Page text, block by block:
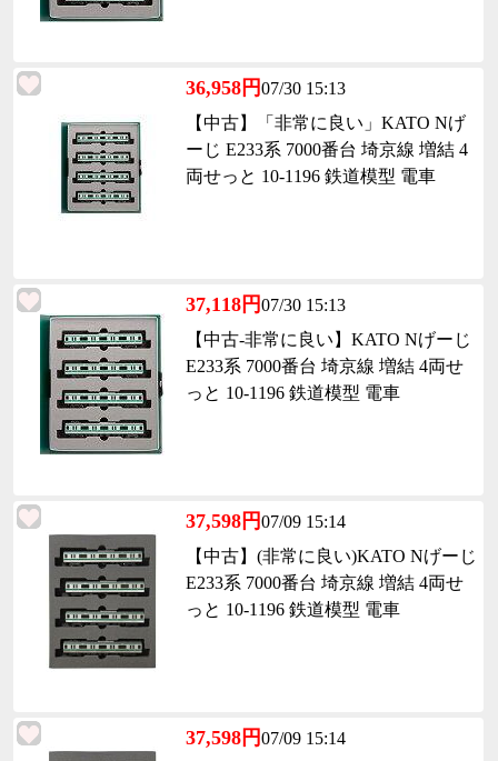
36,958円07/30 15:13
【中古】「非常に良い」KATO Nげ
ーじ E233系 7000番台 埼京線 増結 4
両せっと 10-1196 鉄道模型 電車
37,118円07/30 15:13
【中古-非常に良い】KATO Nげーじ
E233系 7000番台 埼京線 増結 4両せ
っと 10-1196 鉄道模型 電車
37,598円07/09 15:14
【中古】(非常に良い)KATO Nげーじ
E233系 7000番台 埼京線 増結 4両せ
っと 10-1196 鉄道模型 電車
37,598円07/09 15:14